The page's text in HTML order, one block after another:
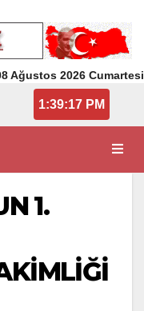
Ağustos 2026 Cumartesi
13:39:17
1.